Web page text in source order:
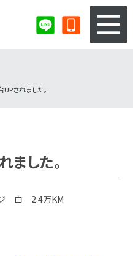
されました。
ました。
ジ 白 2.4万KM